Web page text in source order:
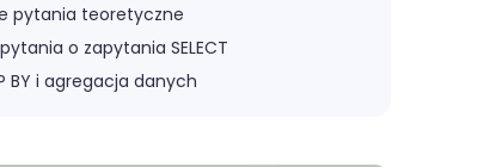
pytania teoretyczne
o zapytania SELECT
BY i agregacja danych